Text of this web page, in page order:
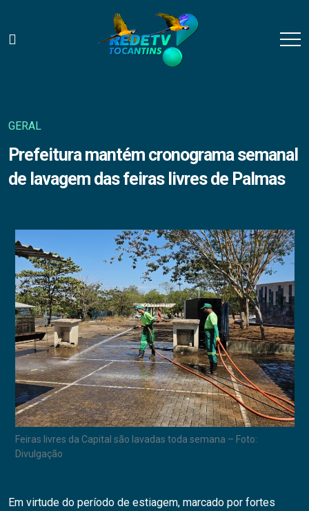
GERAL
Prefeitura mantém cronograma semanal
de lavagem das feiras livres de Palmas
Feiras livres da Capital são lavadas toda semana – Foto:
Divulgação
Em virtude do período de estiagem, marcado por fortes